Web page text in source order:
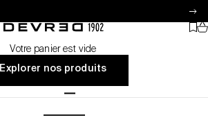
Devred 1902
Votre panier est vide
Explorer nos produits
Aller à l'élément 1
Aller à l'élément 2
Aller à l'élément 3
Aller à l'élément 4
Aller à l'élément 5